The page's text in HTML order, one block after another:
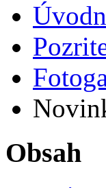
Obsah